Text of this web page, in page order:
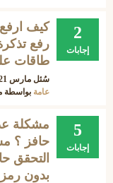
2
إجابات
كيف
رفع
طاقات
سُئل مارس 21، 2020
عامة بواسطة
5
إجابات
مشكلة
حافز ؟
التحقق
بدون